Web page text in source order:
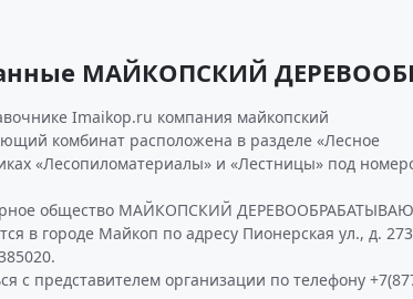
МАЙКОПСКИЙ
Imaikop.ru компания майкопский
комбинат расположена в разделе «Лесное
«Лесопиломатериалы» и «Лестницы» под
общество МАЙКОПСКИЙ
в городе Майкоп по адресу Пионерская ул., д.
с представителем организации по телефону